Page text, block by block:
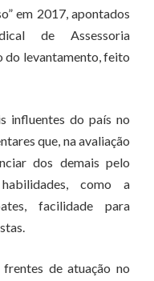
em 2017, apontados
de Assessoria
do levantamento, feito
influentes do país no
que, na avaliação
dos demais pelo
como a
facilidade para
de atuação no